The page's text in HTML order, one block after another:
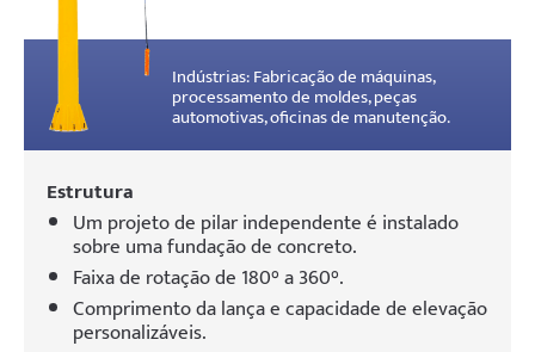
Indústrias: Fabricação de máquinas,
processamento de moldes, peças
automotivas, oficinas de manutenção.
Estrutura
Um projeto de pilar independente é instalado
sobre uma fundação de concreto.
Faixa de rotação de 180° a 360°.
Comprimento da lança e capacidade de elevação
personalizáveis.